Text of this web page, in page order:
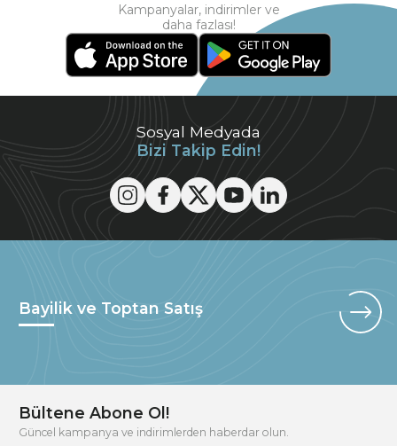
Sosyal Medyada
Bizi Takip Edin!
Kampanyalar, indirimler ve
daha fazlası!
Bayilik ve Toptan Satış
Bültene Abone Ol!
Güncel kampanya ve indirimlerden haberdar olun.